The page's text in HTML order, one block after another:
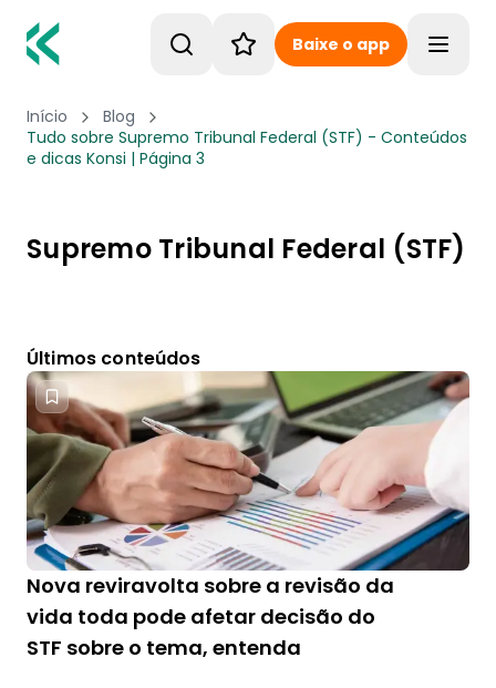
Baixe o app
Início
Blog
Tudo sobre Supremo Tribunal Federal (STF) - Conteúdos
e dicas Konsi | Página 3
Supremo Tribunal Federal (STF)
Últimos conteúdos
Nova reviravolta sobre a revisão da
vida toda pode afetar decisão do
STF sobre o tema, entenda